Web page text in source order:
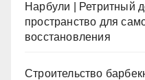
Нарбули | Ретритный
пространство для
восстановления
Строительство